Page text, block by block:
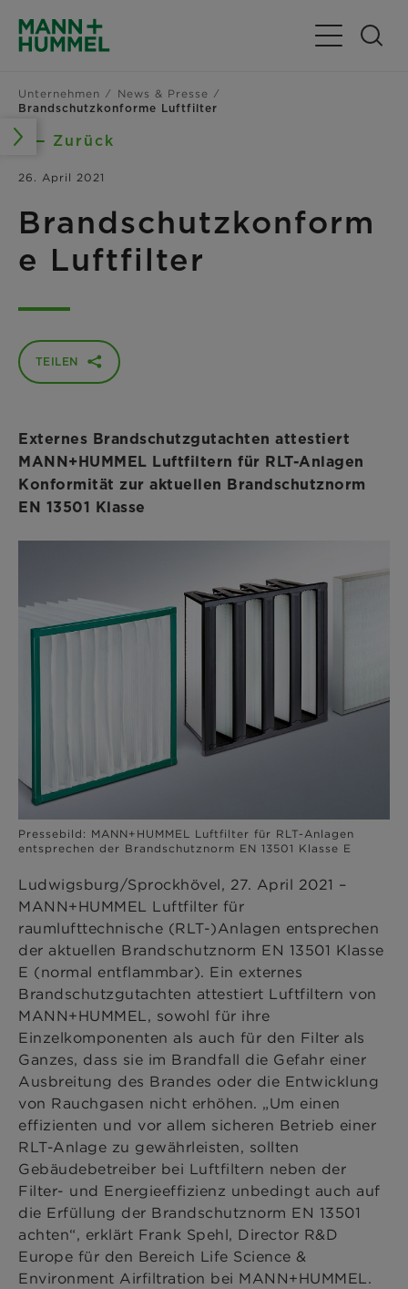
Navigation
Unternehmen
News & Presse
Brandschutzkonforme Luftfilter
Zurück
26. April 2021
Brandschutzkonform
e Luftfilter
TEILEN
Externes Brandschutzgutachten attestiert
MANN+HUMMEL Luftfiltern für RLT-Anlagen
Konformität zur aktuellen Brandschutznorm
EN 13501 Klasse
Pressebild: MANN+HUMMEL Luftfilter für RLT-Anlagen
entsprechen der Brandschutznorm EN 13501 Klasse E
Ludwigsburg/Sprockhövel, 27. April 2021 –
MANN+HUMMEL Luftfilter für
raumlufttechnische (RLT-)Anlagen entsprechen
der aktuellen Brandschutznorm EN 13501 Klasse
E (normal entflammbar). Ein externes
Brandschutzgutachten attestiert Luftfiltern von
MANN+HUMMEL, sowohl für ihre
Einzelkomponenten als auch für den Filter als
Ganzes, dass sie im Brandfall die Gefahr einer
Ausbreitung des Brandes oder die Entwicklung
von Rauchgasen nicht erhöhen. „Um einen
effizienten und vor allem sicheren Betrieb einer
RLT-Anlage zu gewährleisten, sollten
Gebäudebetreiber bei Luftfiltern neben der
Filter- und Energieeffizienz unbedingt auch auf
die Erfüllung der Brandschutznorm EN 13501
achten“, erklärt Frank Spehl, Director R&D
Europe für den Bereich Life Science &
Environment Airfiltration bei MANN+HUMMEL.